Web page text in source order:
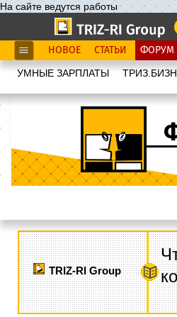
На сайте ведутся работы
НОВОЕ СТАТЬИ ФОРУМ
УМНЫЕ ЗАРПЛАТЫ
TRIZ-RI Group